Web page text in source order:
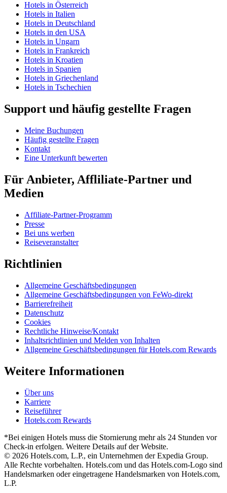
Hotels in Österreich
Hotels in Italien
Hotels in Deutschland
Hotels in den USA
Hotels in Ungarn
Hotels in Frankreich
Hotels in Kroatien
Hotels in Spanien
Hotels in Griechenland
Hotels in Tschechien
Support und häufig gestellte Fragen
Meine Buchungen
Häufig gestellte Fragen
Kontakt
Eine Unterkunft bewerten
Für Anbieter, Affliliate-Partner und
Medien
Affiliate-Partner-Programm
Presse
Bei uns werben
Reiseveranstalter
Richtlinien
Allgemeine Geschäftsbedingungen
Allgemeine Geschäftsbedingungen von FeWo-direkt
Barrierefreiheit
Datenschutz
Cookies
Rechtliche Hinweise/Kontakt
Inhaltsrichtlinien und Melden von Inhalten
Allgemeine Geschäftsbedingungen für Hotels.com Rewards
Weitere Informationen
Über uns
Karriere
Reiseführer
Hotels.com Rewards
*Bei einigen Hotels muss die Stornierung mehr als 24 Stunden vor
Check-in erfolgen. Weitere Details auf der Website.
© 2026 Hotels.com, L.P., ein Unternehmen der Expedia Group.
Alle Rechte vorbehalten. Hotels.com und das Hotels.com-Logo sind
Handelsmarken oder eingetragene Handelsmarken von Hotels.com,
L.P.